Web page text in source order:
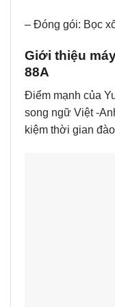
– Đóng gói: Bọc
Giới thiệu
88A
Điểm mạnh của
song ngữ Việt -
kiệm thời gian